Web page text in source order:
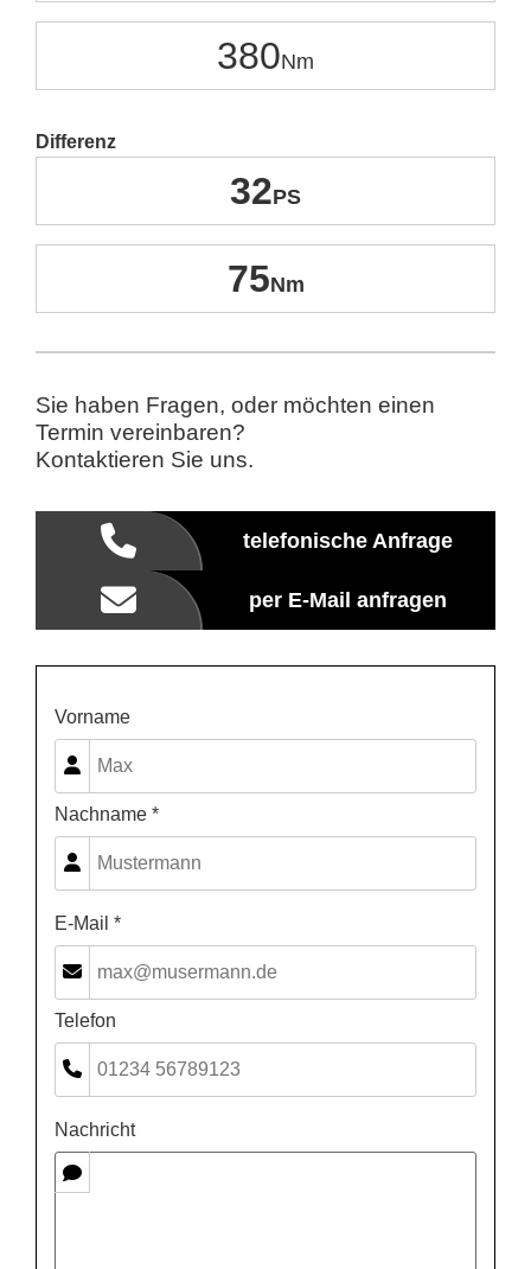
380
Differenz
32
75
Sie haben Fragen, oder möchten einen
Termin vereinbaren?
Kontaktieren Sie uns.
telefonische Anfrage
per E-Mail anfragen
Vorname
Nachname *
E-Mail *
Telefon
Nachricht